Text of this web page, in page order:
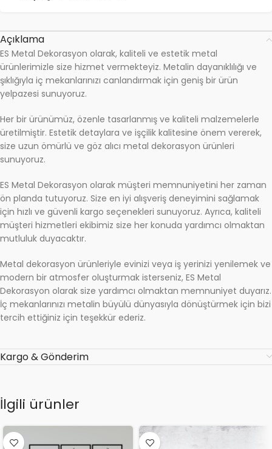
Açıklama
ES Metal Dekorasyon olarak, kaliteli ve estetik metal
ürünlerimizle size hizmet vermekteyiz. Metalin dayanıklılığı ve
şıklığıyla iç mekanlarınızı canlandırmak için geniş bir ürün
yelpazesi sunuyoruz.
Her bir ürünümüz, özenle tasarlanmış ve kaliteli malzemelerle
üretilmiştir. Estetik detaylara ve işçilik kalitesine önem vererek,
size uzun ömürlü ve göz alıcı metal dekorasyon ürünleri
sunuyoruz.
ES Metal Dekorasyon olarak müşteri memnuniyetini her zaman
ön planda tutuyoruz. Size en iyi alışveriş deneyimini sağlamak
için hızlı ve güvenli kargo seçenekleri sunuyoruz. Ayrıca, kaliteli
müşteri hizmetleri ekibimiz size her konuda yardımcı olmaktan
mutluluk duyacaktır.
Metal dekorasyon ürünleriyle evinizi veya iş yerinizi yenilemek ve
modern bir atmosfer oluşturmak isterseniz, ES Metal
Dekorasyon olarak size yardımcı olmaktan memnuniyet duyarız.
İç mekanlarınızı metalin büyülü dünyasıyla dönüştürmek için bizi
tercih ettiğiniz için teşekkür ederiz.
Kargo & Gönderim
İlgili ürünler